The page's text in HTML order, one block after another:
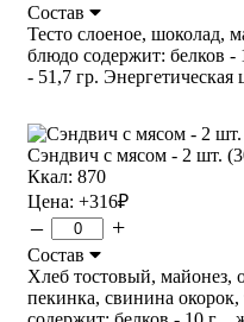
Состав
Тесто слоеное, шоколад,
блюдо содержит: белков -
- 51,7 гр. Энергетическая
Сэндвич с мясом - 2 шт.
Ккал: 870
Цена: +316₽
– +
Состав
Хлеб тостовый, майонез,
пекинка, свинина